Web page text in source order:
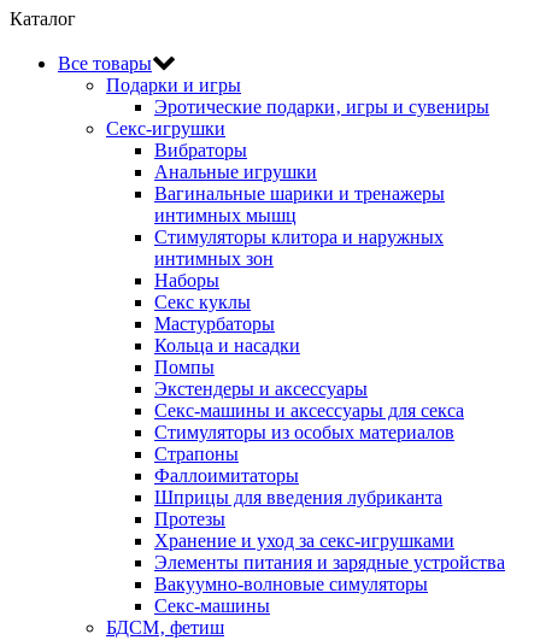
Каталог
Все товары
Подарки и игры
Эротические подарки‚ игры и сувениры
Секс-игрушки
Вибраторы
Анальные игрушки
Вагинальные шарики и тренажеры
интимных мышц
Стимуляторы клитора и наружных
интимных зон
Наборы
Секс куклы
Мастурбаторы
Кольца и насадки
Помпы
Экстендеры и аксессуары
Секс-машины и аксессуары для секса
Стимуляторы из особых материалов
Страпоны
Фаллоимитаторы
Шприцы для введения лубриканта
Протезы
Хранение и уход за секс-игрушками
Элементы питания и зарядные устройства
Вакуумно-волновые симуляторы
Секс-машины
БДСМ‚ фетиш